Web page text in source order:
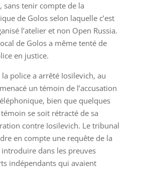
sans tenir compte de la
de Golos selon laquelle c’est
l’atelier et non Open Russia.
de Golos a même tenté de
en justice.
police a arrêté Iosilevich, au
un témoin de l’accusation
bien que quelques
se soit rétracté de sa
contre Iosilevich. Le tribunal
en compte une requête de la
dans les preuves
indépendants qui avaient